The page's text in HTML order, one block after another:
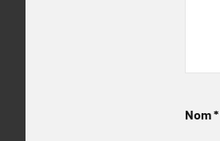
Nom*